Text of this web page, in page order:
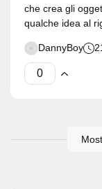
che crea gli
qualche idea al
DannyBoy